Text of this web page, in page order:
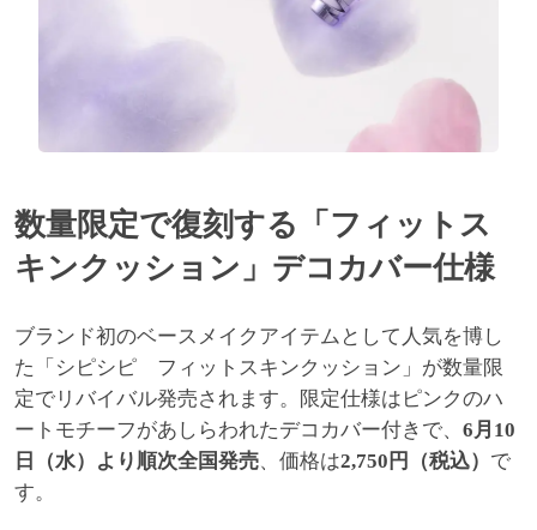
数量限定で復刻する「フィットス
キンクッション」デコカバー仕様
ブランド初のベースメイクアイテムとして人気を博し
た「シピシピ フィットスキンクッション」が数量限
定でリバイバル発売されます。限定仕様はピンクのハ
ートモチーフがあしらわれたデコカバー付きで、 6月10
日（水）より順次全国発売、価格は2,750円（税込） で
す。